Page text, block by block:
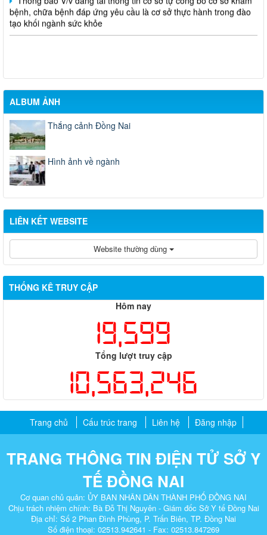
tạo khối ngành sức khỏe
ALBUM ẢNH
Thắng cảnh Đồng Nai
Hình ảnh về ngành
LIÊN KẾT WEBSITE
Website thường dùng
THỐNG KÊ TRUY CẬP
Hôm nay
19,599
Tổng lượt truy cập
10,563,246
Trang chủ Cấu trúc trang Liên hệ Đăng nhập
TRANG THÔNG TIN ĐIỆN TỬ SỞ Y
TẾ ĐỒNG NAI
Cơ quan chủ quản: ỦY BAN NHÂN DÂN THÀNH PHỐ ĐỒNG NAI
Chịu trách nhiệm chính: Bà Đỗ Thị Nguyên - Giám đốc Sở Y tế Đồng Nai
Địa chỉ: Số 2 Phan Đình Phùng, P. Trấn Biên, TP. Đồng Nai​
Số điện thoại: 02513.942641 - Fax: 02513.847269